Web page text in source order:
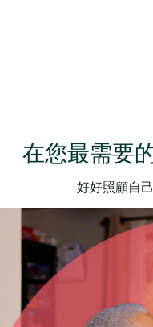
在您最需要
好好照顧自